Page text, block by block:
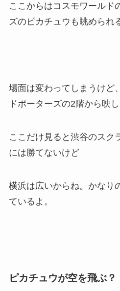
ここからはコスモワールド
ズのピカチュウも眺められ
場面は変わってしまうけど
ドポーターズの2階から映
ここだけ見ると渋谷のスク
には勝てないけど
横浜は広いからね。かなり
ているよ。
ピカチュウが空を飛ぶ？